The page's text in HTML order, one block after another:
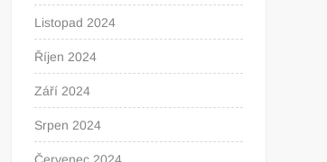
Listopad 2024
Říjen 2024
Září 2024
Srpen 2024